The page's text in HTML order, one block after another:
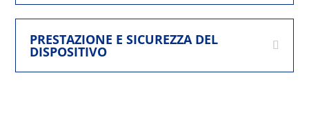
PRESTAZIONE E SICUREZZA DEL
DISPOSITIVO